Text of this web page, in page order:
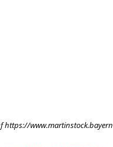
https://www.martinstock.bayern